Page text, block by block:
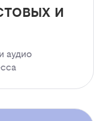
и
аудио